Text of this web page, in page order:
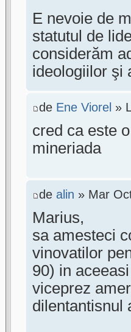
E nevoie de
statutul de
considerăm
ideologiilor şi
de Ene Viorel »
cred ca este
mineriada
de alin » Mar
Marius,
sa amesteci
vinovatilor
90) in
viceprez
dilentantisnul